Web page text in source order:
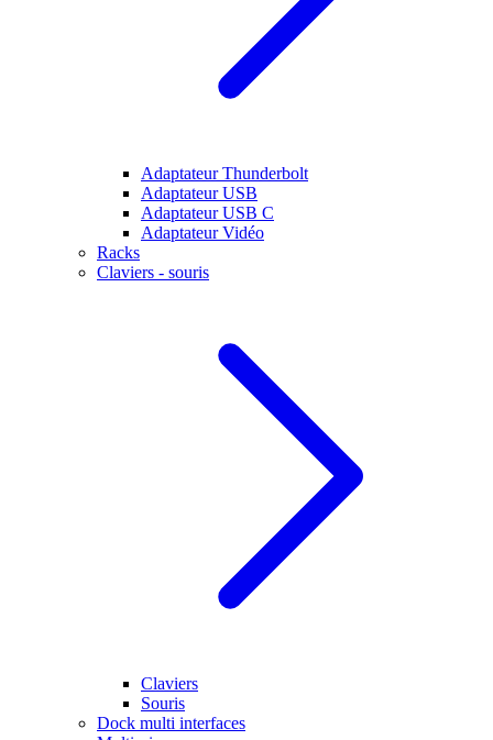
Adaptateur Thunderbolt
Adaptateur USB
Adaptateur USB C
Adaptateur Vidéo
Racks
Claviers - souris
Claviers
Souris
Dock multi interfaces